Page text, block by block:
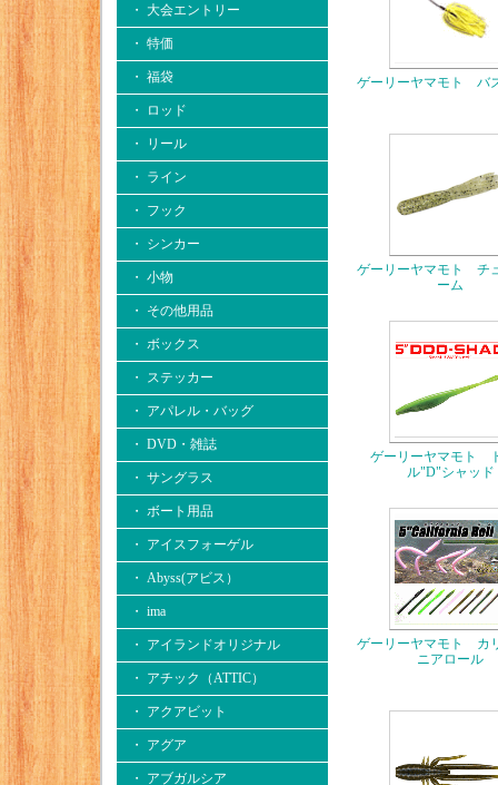
・ 大会エントリー
・ 特価
・ 福袋
・ ロッド
・ リール
・ ライン
・ フック
・ シンカー
・ 小物
・ その他用品
・ ボックス
・ ステッカー
・ アパレル・バッグ
・ DVD・雑誌
・ サングラス
・ ボート用品
・ アイスフォーゲル
・ Abyss(アビス）
・ ima
・ アイランドオリジナル
・ アチック（ATTIC）
・ アクアビット
・ アグア
・ アブガルシア
ゲーリーヤマモト バ
ゲーリーヤマモト チ
ーム
ゲーリーヤマモト
ル"D"シャッド
ゲーリーヤマモト カ
ニアロール